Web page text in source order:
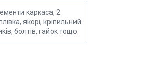
каркаса, 2
якорі, кріпильний
болтів, гайок тощо.